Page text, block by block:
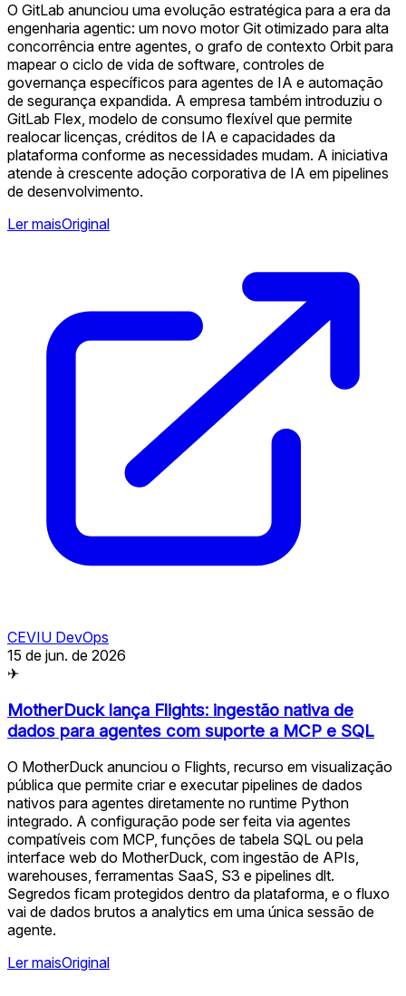
O GitLab anunciou uma evolução estratégica para a era da
engenharia agentic: um novo motor Git otimizado para alta
concorrência entre agentes, o grafo de contexto Orbit para
mapear o ciclo de vida de software, controles de
governança específicos para agentes de IA e automação
de segurança expandida. A empresa também introduziu o
GitLab Flex, modelo de consumo flexível que permite
realocar licenças, créditos de IA e capacidades da
plataforma conforme as necessidades mudam. A iniciativa
atende à crescente adoção corporativa de IA em pipelines
de desenvolvimento.
Ler maisOriginal
CEVIU DevOps
15 de jun. de 2026
✈
MotherDuck lança Flights: ingestão nativa de
dados para agentes com suporte a MCP e SQL
O MotherDuck anunciou o Flights, recurso em visualização
pública que permite criar e executar pipelines de dados
nativos para agentes diretamente no runtime Python
integrado. A configuração pode ser feita via agentes
compatíveis com MCP, funções de tabela SQL ou pela
interface web do MotherDuck, com ingestão de APIs,
warehouses, ferramentas SaaS, S3 e pipelines dlt.
Segredos ficam protegidos dentro da plataforma, e o fluxo
vai de dados brutos a analytics em uma única sessão de
agente.
Ler maisOriginal